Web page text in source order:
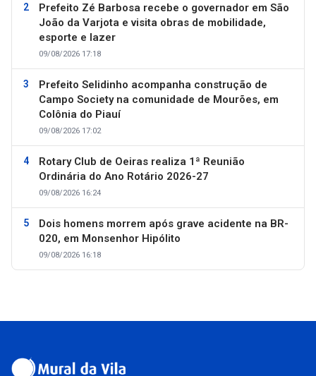
Prefeito Zé Barbosa recebe o governador em São
João da Varjota e visita obras de mobilidade,
esporte e lazer
09/08/2026 17:18
Prefeito Selidinho acompanha construção de
Campo Society na comunidade de Mourões, em
Colônia do Piauí
09/08/2026 17:02
Rotary Club de Oeiras realiza 1ª Reunião
Ordinária do Ano Rotário 2026-27
09/08/2026 16:24
Dois homens morrem após grave acidente na BR-
020, em Monsenhor Hipólito
09/08/2026 16:18